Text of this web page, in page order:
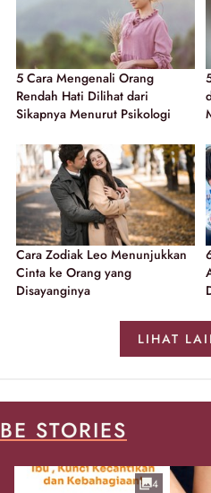
5 Cara Mengenali Orang
Rendah Hati Dilihat dari
Sikapnya Menurut Psikologi
Cara Zodiak Leo Menunjukkan
Cinta ke Orang yang
Disayanginya
LIHAT
BE STORIES
4